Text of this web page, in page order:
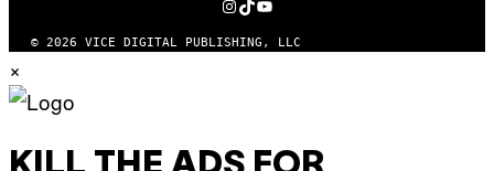
INSTAGRAM
TIKTOK
YOUTUBE
© 2026 VICE DIGITAL PUBLISHING, LLC
×